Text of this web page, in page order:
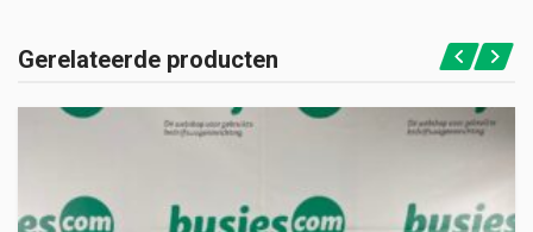
Gerelateerde producten